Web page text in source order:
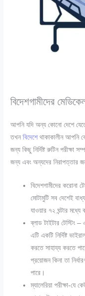
বিদেশগামীদের
আপনি যদি অন্য কোনো দেশে
তখনবিদেশেথাকাকালীন আপনি
জন্য কিছু নির্দিষ্ট রুটিন পরীক্ষা
জন্য এবং অন্যদের নিরাপত্তার
বিদেশগামীদের করোনা
মোটামুটি সব দেশেই
যাওয়ার ৭২ ঘন্টার মধ্যে
ব্লাড টাইটার টেস্টিং
এটি একটি নির্দিষ্ট
করতে সাহায্য করতে
প্রয়োজন কিনা তা
পারে।
ম্যালেরিয়া পরীক্ষা-যে